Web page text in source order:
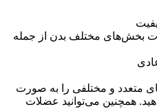
بخش‌های مختلف بدن از جمله
متعدد و مختلفی را به صورت
همچنین می‌توانید عضلات